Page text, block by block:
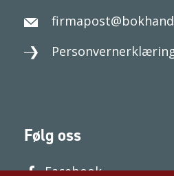
Følg oss
Facebook